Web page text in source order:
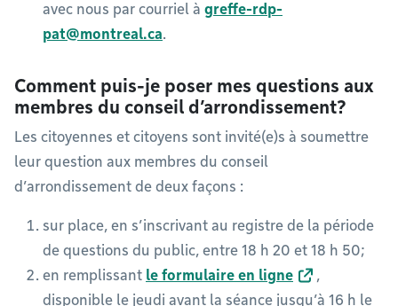
avec nous par courriel à greffe-rdp-
pat@montreal.ca.
Comment puis-je poser mes questions aux
membres du conseil d’arrondissement?
Les citoyennes et citoyens sont invité(e)s à soumettre
leur question aux membres du conseil
d’arrondissement de deux façons :
sur place, en s’inscrivant au registre de la période
de questions du public, entre 18 h 20 et 18 h 50;
en remplissant le formulaire en ligne
,
disponible le jeudi avant la séance jusqu’à 16 h le